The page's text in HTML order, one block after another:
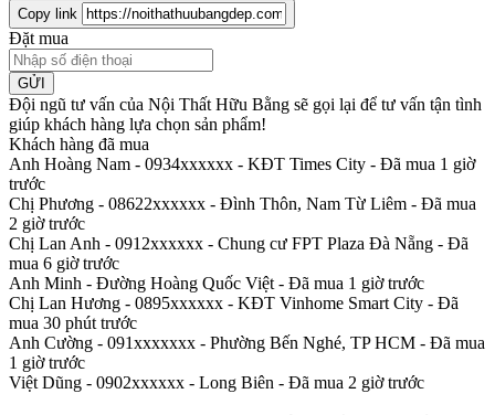
Copy link
Đặt mua
GỬI
Đội ngũ tư vấn của Nội Thất Hữu Bằng sẽ gọi lại để tư vấn tận tình
giúp khách hàng lựa chọn sản phẩm!
Khách hàng đã mua
Anh Hoàng Nam - 0934xxxxxx - KĐT Times City - Đã mua 1 giờ
trước
Chị Phương - 08622xxxxxx - Đình Thôn, Nam Từ Liêm - Đã mua
2 giờ trước
Chị Lan Anh - 0912xxxxxx - Chung cư FPT Plaza Đà Nẵng - Đã
mua 6 giờ trước
Anh Minh - Đường Hoàng Quốc Việt - Đã mua 1 giờ trước
Chị Lan Hương - 0895xxxxxx - KĐT Vinhome Smart City - Đã
mua 30 phút trước
Anh Cường - 091xxxxxxx - Phường Bến Nghé, TP HCM - Đã mua
1 giờ trước
Việt Dũng - 0902xxxxxx - Long Biên - Đã mua 2 giờ trước